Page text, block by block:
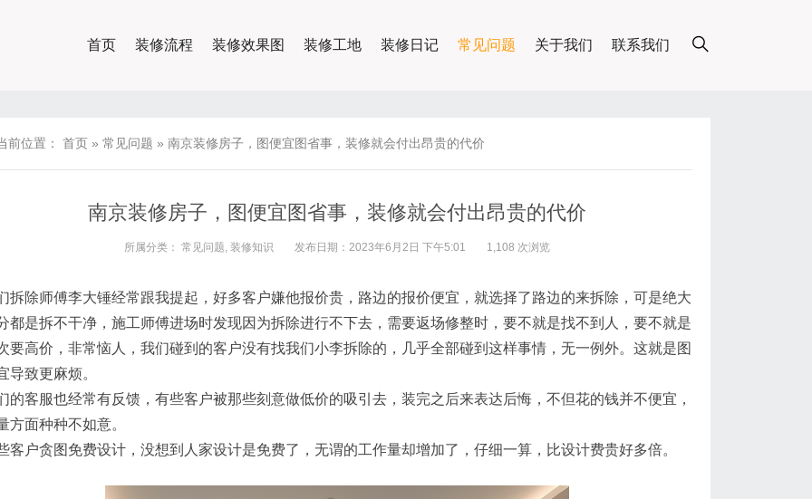
首页 装修流程 装修效果图 装修工地 装修日记 常见问题 关于我们 联系我们
前位置： 首页 » 常见问题 » 南京装修房子，图便宜图省事，装修就会付出昂贵的代价
南京装修房子，图便宜图省事，装修就会付出昂贵的代价
所属分类： 常见问题, 装修知识 发布日期：2023年6月2日 下午5:01 1,108 次浏览
拆除师傅李大锤经常跟我提起，好多客户嫌他报价贵，路边的报价便宜，就选择了路边的来拆除，可是绝大
都是拆不干净，施工师傅进场时发现因为拆除进行不下去，需要返场修整时，要不就是找不到人，要不就是
要高价，非常恼人，我们碰到的客户没有找我们小李拆除的，几乎全部碰到这样事情，无一例外。这就是图
导致更麻烦。
的客服也经常有反馈，有些客户被那些刻意做低价的吸引去，装完之后来表达后悔，不但花的钱并不便宜，
方面种种不如意。
客户贪图免费设计，没想到人家设计是免费了，无谓的工作量却增加了，仔细一算，比设计费贵好多倍。